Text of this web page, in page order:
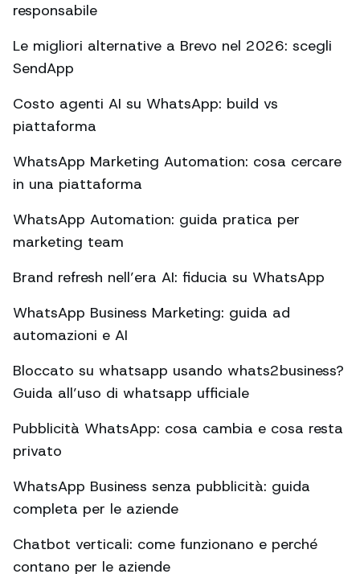
responsabile
Le migliori alternative a Brevo nel 2026: scegli
SendApp
Costo agenti AI su WhatsApp: build vs
piattaforma
WhatsApp Marketing Automation: cosa cercare
in una piattaforma
WhatsApp Automation: guida pratica per
marketing team
Brand refresh nell’era AI: fiducia su WhatsApp
WhatsApp Business Marketing: guida ad
automazioni e AI
Bloccato su whatsapp usando whats2business?
Guida all’uso di whatsapp ufficiale
Pubblicità WhatsApp: cosa cambia e cosa resta
privato
WhatsApp Business senza pubblicità: guida
completa per le aziende
Chatbot verticali: come funzionano e perché
contano per le aziende